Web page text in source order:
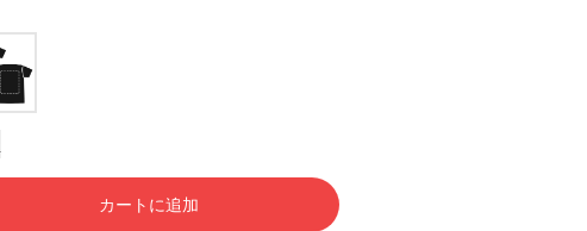
カートに追加